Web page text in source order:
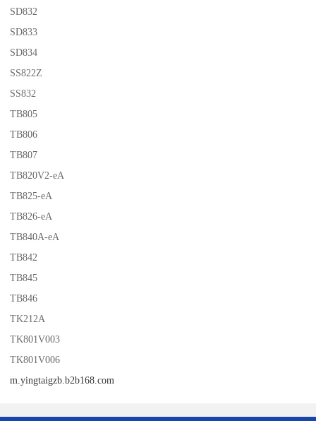
SD832
SD833
SD834
SS822Z
SS832
TB805
TB806
TB807
TB820V2-eA
TB825-eA
TB826-eA
TB840A-eA
TB842
TB845
TB846
TK212A
TK801V003
TK801V006
m.yingtaigzb.b2b168.com